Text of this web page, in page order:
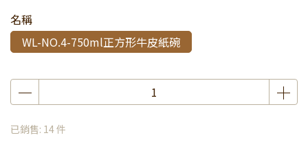
名稱
WL-NO.4-750ml正方形牛皮紙碗
已銷售: 14 件